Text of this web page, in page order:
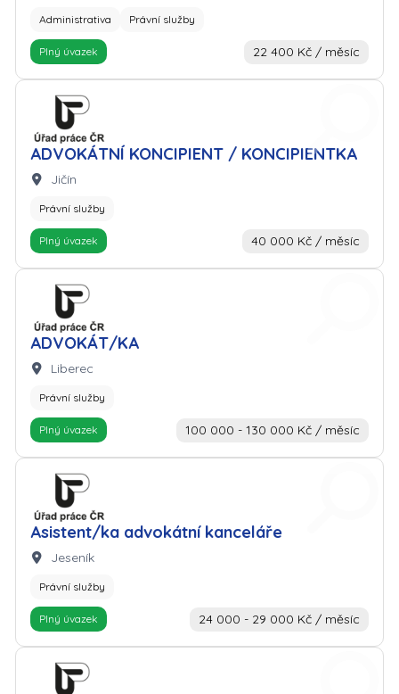
Administrativa Právní služby
Plný úvazek 22 400 Kč / měsíc
ADVOKÁTNÍ KONCIPIENT / KONCIPIENTKA
Zaměstnavatel: Úřad práce
Lokalita:
Jičín
Právní služby
Plný úvazek 40 000 Kč / měsíc
ADVOKÁT/KA
Zaměstnavatel: Úřad práce
Lokalita:
Liberec
Právní služby
Plný úvazek 100 000 - 130 000 Kč / měsíc
Asistent/ka advokátní kanceláře
Zaměstnavatel: Úřad práce
Lokalita:
Jeseník
Právní služby
Plný úvazek 24 000 - 29 000 Kč / měsíc
Zaměstnavatel: Úřad práce